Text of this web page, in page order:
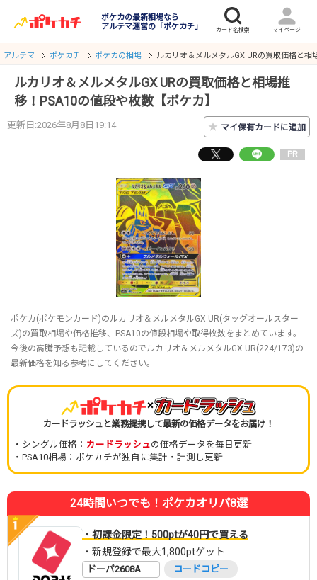
ポケカの最新相場なら
アルテマ運営の「ポケカチ」
アルテマ ポケカチ ポケカの相場 ルカリオ＆メルメタルGX URの買取価格と
ルカリオ＆メルメタルGX URの買取価格と相場推
移！PSA10の値段や枚数【ポケカ】
更新日:2026年8月8日19:14 ★ マイ保有カードに追加
PR
ポケカ(ポケモンカード)のルカリオ＆メルメタルGX UR(タッグオールスター
ズ)の買取相場や価格推移、PSA10の値段相場や取得枚数をまとめています。
今後の高騰予想も記載しているのでルカリオ＆メルメタルGX UR(224/173)の
最新価格を知る参考にしてください。
×
カードラッシュと業務提携して最新の価格データをお届け！
・シングル価格： カードラッシュの価格データを毎日更新
・PSA10相場：ポケカチが独自に集計・計測し更新
24時間いつでも！ポケカオリパ8選
・初課金限定！500ptが40円で買える
・新規登録で最大1,800ptゲット
ドーパ2608A コードコピー